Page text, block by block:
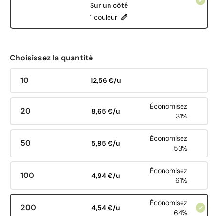
Sur un côté
1 couleur
Choisissez la quantité
10 12,56 €/u
20 8,65 €/u
Économisez
31%
50 5,95 €/u
Économisez
53%
100 4,94 €/u
Économisez
61%
200 4,54 €/u
Économisez
64%